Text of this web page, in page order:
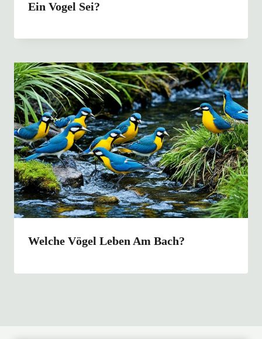
Ein Vogel Sei?
Welche Vögel Leben Am Bach?